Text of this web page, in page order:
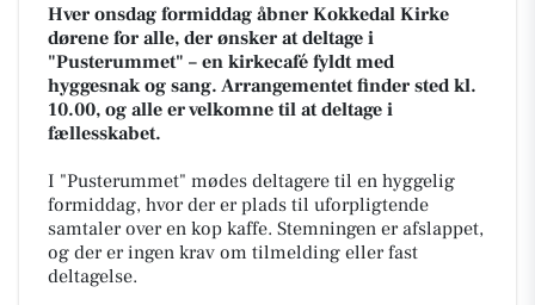
Hver onsdag formiddag åbner Kokkedal Kirke
dørene for alle, der ønsker at deltage i
"Pusterummet" – en kirkecafé fyldt med
hyggesnak og sang. Arrangementet finder sted kl.
10.00, og alle er velkomne til at deltage i
fællesskabet.
I "Pusterummet" mødes deltagere til en hyggelig
formiddag, hvor der er plads til uforpligtende
samtaler over en kop kaffe. Stemningen er afslappet,
og der er ingen krav om tilmelding eller fast
deltagelse.